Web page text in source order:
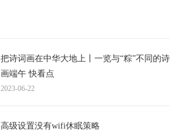
把诗词画在中华大地上丨一览与“粽”不同的诗
画端午 快看点
2023-06-22
高级设置没有wifi休眠策略